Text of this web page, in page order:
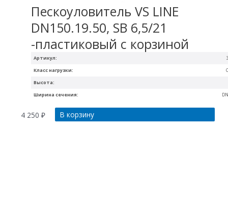
Артикул:
Ширина сечения:
Высота:
Класс нагрузки:
Пескоуловитель VS LINE
DN150.19.50, SB 6,5/21
-пластиковый с корзиной
4 250₽ В корзину